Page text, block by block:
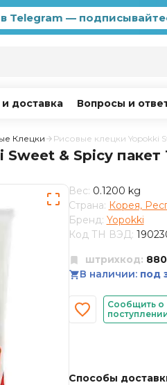
Telegram —
доставка Вопросы и
Клецки Рисовые клецки Yopokki
& Spicy пакет
Вес: 0.1200 kg
Страна: Корея,
Бренд: Yopokki
Код ТН ВЭД:
штрихкод:
В наличии: под
Сообщить о
Способы